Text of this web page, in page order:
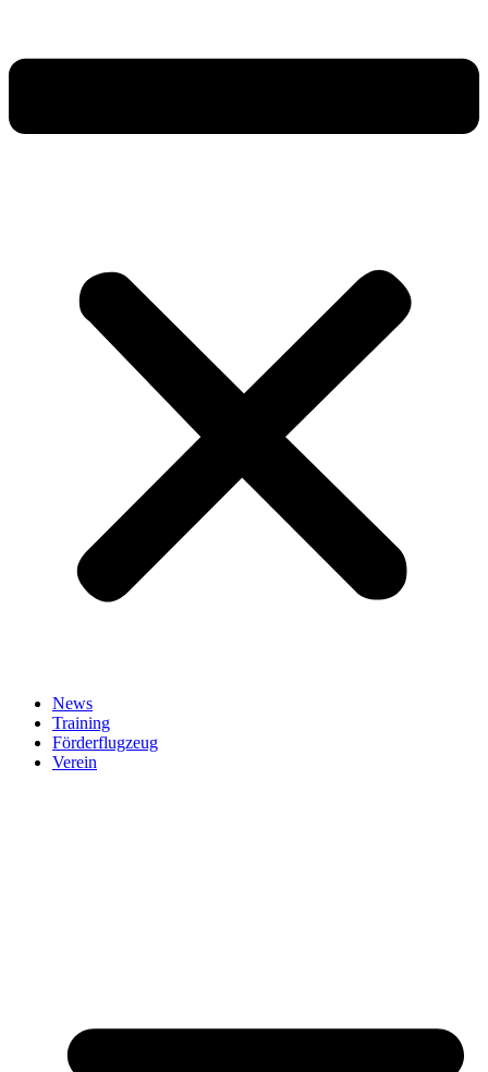
News
Training
Förderflugzeug
Verein